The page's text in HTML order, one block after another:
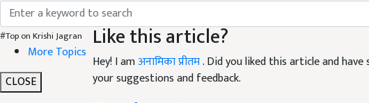
#Top on Krishi Jagran
More Topics
CLOSE
Like this article?
Hey! I amअनामिका प्रीतम. Did you liked this article and
your suggestions and feedback.
Read next